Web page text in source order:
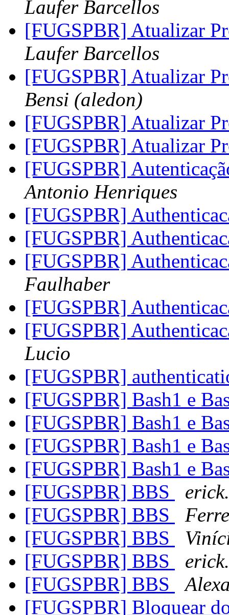
Laufer Barcellos
[FUGSPBR] Atualizar
Laufer Barcellos
[FUGSPBR] Atualizar
Bensi (aledon)
[FUGSPBR] Atualizar
[FUGSPBR] Atualizar
[FUGSPBR]
Antonio Henriques
[FUGSPBR]
[FUGSPBR]
[FUGSPBR]
Faulhaber
[FUGSPBR]
[FUGSPBR]
Lucio
[FUGSPBR]
[FUGSPBR] Bash1 e
[FUGSPBR] Bash1 e
[FUGSPBR] Bash1 e
[FUGSPBR] Bash1 e
[FUGSPBR] BBS
[FUGSPBR] BBS
[FUGSPBR] BBS
[FUGSPBR] BBS
[FUGSPBR] BBS
[FUGSPBR] Bloquear